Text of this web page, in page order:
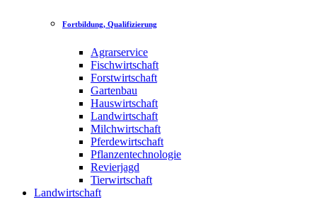
Fortbildung, Qualifizierung
Agrarservice
Fischwirtschaft
Forstwirtschaft
Gartenbau
Hauswirtschaft
Landwirtschaft
Milchwirtschaft
Pferdewirtschaft
Pflanzentechnologie
Revierjagd
Tierwirtschaft
Landwirtschaft